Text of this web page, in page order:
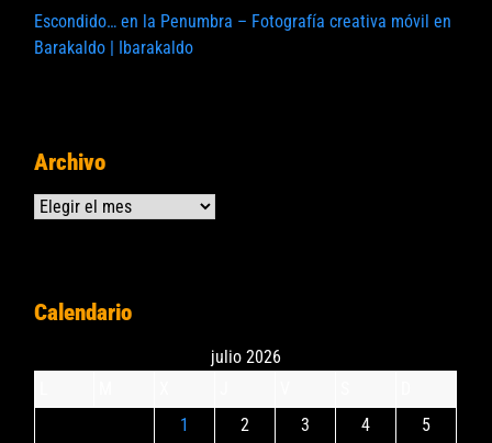
Escondido… en la Penumbra – Fotografía creativa móvil en
Barakaldo | Ibarakaldo
Archivo
Archivos
Calendario
julio 2026
1
2 3 4 5